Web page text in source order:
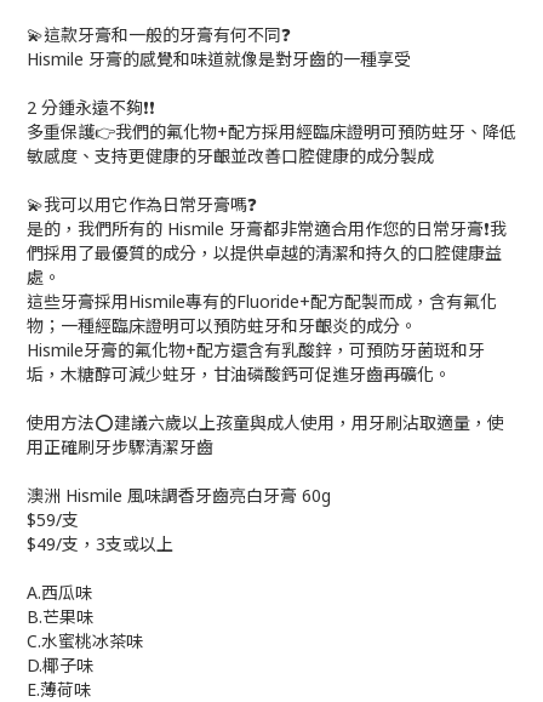
💫這款牙膏和一般的牙膏有何不同❓
Hismile 牙膏的感覺和味道就像是對牙齒的一種享受
2 分鍾永遠不夠❗❗
多重保護👉我們的氟化物+配方採用經臨床證明可預防蛀牙、降低
敏感度、支持更健康的牙齦並改善口腔健康的成分製成
💫我可以用它作為日常牙膏嗎❓
是的，我們所有的 Hismile 牙膏都非常適合用作您的日常牙膏❗我
們採用了最優質的成分，以提供卓越的清潔和持久的口腔健康益
處。
這些牙膏採用Hismile專有的Fluoride+配方配製而成，含有氟化
物；一種經臨床證明可以預防蛀牙和牙齦炎的成分。
Hismile牙膏的氟化物+配方還含有乳酸鋅，可預防牙菌斑和牙
垢，木糖醇可減少蛀牙，甘油磷酸鈣可促進牙齒再礦化。
使用方法⭕建議六歲以上孩童與成人使用，用牙刷沾取適量，使
用正確刷牙步驟清潔牙齒
澳洲 Hismile 風味調香牙齒亮白牙膏 60g
$59/支
$49/支，3支或以上
A.西瓜味
B.芒果味
C.水蜜桃冰茶味
D.椰子味
E.薄荷味